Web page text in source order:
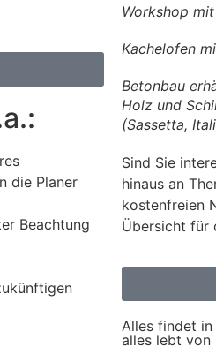
die Planer
Beachtung
Workshop
Kachelofen
Betonbau
Holz und
(Sassetta,
Sind Sie
hinaus an
kostenfreien
Übersicht für
Alles findet in
alles lebt von